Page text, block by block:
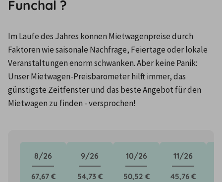
Funchal ?
Im Laufe des Jahres können Mietwagenpreise durch
Faktoren wie saisonale Nachfrage, Feiertage oder lokale
Veranstaltungen enorm schwanken. Aber keine Panik:
Unser Mietwagen-Preisbarometer hilft immer, das
günstigste Zeitfenster und das beste Angebot für den
Mietwagen zu finden - versprochen!
8/26
67,67 €
9/26
54,73 €
10/26
50,52 €
11/26
45,76 €